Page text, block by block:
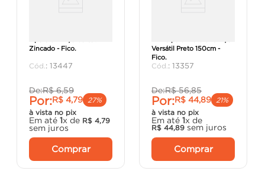
Zincado - Fico.
: 13447
De:R$ 6,59
Por:R$ 4,79
27%
à vista no pix
Em até 1x de R$ 4,79
sem juros
Comprar
Versátil Preto 150cm -
Fico.
: 13357
De:R$ 56,85
Por:R$ 44,89
21%
à vista no pix
Em até 1x de
R$ 44,89 sem juros
Comprar